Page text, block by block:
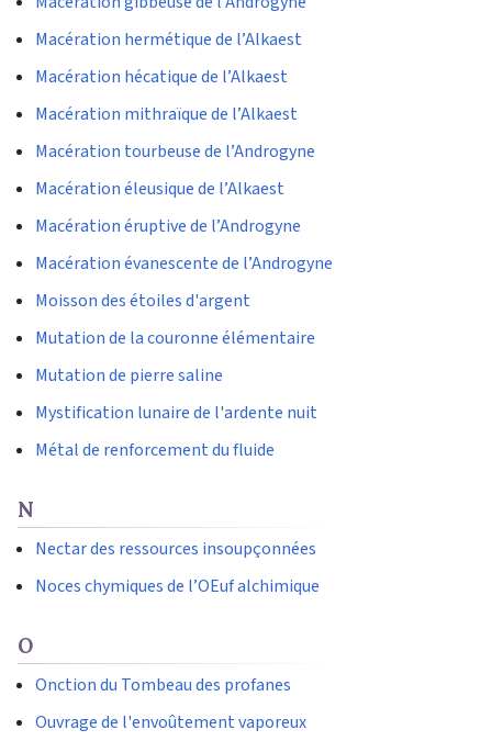
Macération hermétique de l’Alkaest
Macération hécatique de l’Alkaest
Macération mithraïque de l’Alkaest
Macération tourbeuse de l’Androgyne
Macération éleusique de l’Alkaest
Macération éruptive de l’Androgyne
Macération évanescente de l’Androgyne
Moisson des étoiles d'argent
Mutation de la couronne élémentaire
Mutation de pierre saline
Mystification lunaire de l'ardente nuit
Métal de renforcement du fluide
N
Nectar des ressources insoupçonnées
Noces chymiques de l’OEuf alchimique
O
Onction du Tombeau des profanes
Ouvrage de l'envoûtement vaporeux